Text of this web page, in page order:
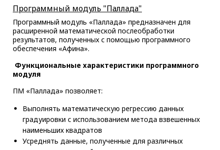
Программный модуль "Паллада"
Программный модуль «Паллада» предназначен для
расширенной математической послеобработки
результатов, полученных с помощью программного
обеспечения «Афина».
Функциональные характеристики программного
модуля
ПМ «Паллада» позволяет:
Выполнять математическую регрессию данных
градуировки с использованием метода взвешенных
наименьших квадратов
Усреднять данные, полученные для различных